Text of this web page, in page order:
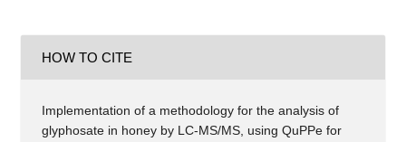
HOW TO CITE
Implementation of a methodology for the analysis of
glyphosate in honey by LC-MS/MS, using QuPPe for